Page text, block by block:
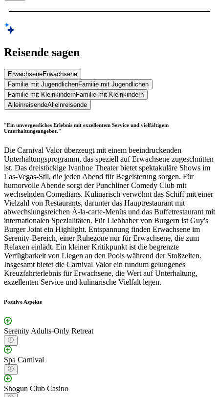
Reisende sagen
ErwachseneErwachsene
Familie mit JugendlichenFamilie mit Jugendlichen
Familie mit KleinkindernFamilie mit Kleinkindern
AlleinreisendeAlleinreisende
"Ein unvergessliches Erlebnis mit exzellentem Service und vielfältigem
Unterhaltungsangebot."
Die Carnival Valor überzeugt mit einem beeindruckenden
Unterhaltungsprogramm, das speziell auf Erwachsene zugeschnitten
ist. Das dreistöckige Ivanhoe Theater bietet spektakuläre Shows im
Las-Vegas-Stil, die jeden Abend für Begeisterung sorgen. Für
humorvolle Abende sorgt der Punchliner Comedy Club mit
wechselnden Comedians. Kulinarisch verwöhnt das Schiff mit einer
Vielzahl von Restaurants, darunter das Hauptrestaurant mit
abwechslungsreichen À-la-carte-Menüs und das Buffetrestaurant mit
internationalen Spezialitäten. Für Liebhaber von Burgern ist Guy's
Burger Joint ein Highlight. Entspannung finden Erwachsene im
Serenity-Bereich, einer Ruhezone nur für Erwachsene, die zum
Relaxen einlädt. Ein kleiner Kritikpunkt ist die begrenzte
Verfügbarkeit von Liegen an den Pools während der Stoßzeiten.
Insgesamt bietet die Carnival Valor ein rundum gelungenes
Kreuzfahrterlebnis für Erwachsene, die Wert auf Unterhaltung,
exzellenten Service und kulinarische Vielfalt legen.
Positive Aspekte
Serenity Adults-Only Retreat
Spa Carnival
Shogun Club Casino